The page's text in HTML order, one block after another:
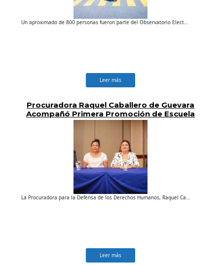
Un aproximado de 800 personas fueron parte del Observatorio Elect...
Leer más
Procuradora Raquel Caballero de Guevara
Acompañó Primera Promoción de Escuela
de Formación Indígena «SINTI METSALI»
La Procuradora para la Defensa de los Derechos Humanos, Raquel Ca...
Leer más